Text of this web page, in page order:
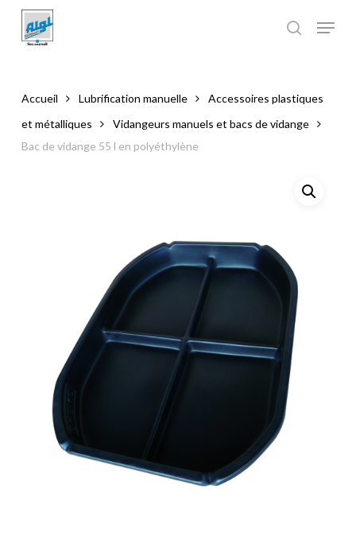
main
Accueil Lubrification manuelle
Accessoires plastiques
et métalliques
Vidangeurs manuels et bacs de vidange
Bac de vidange 55 l en polyéthylène